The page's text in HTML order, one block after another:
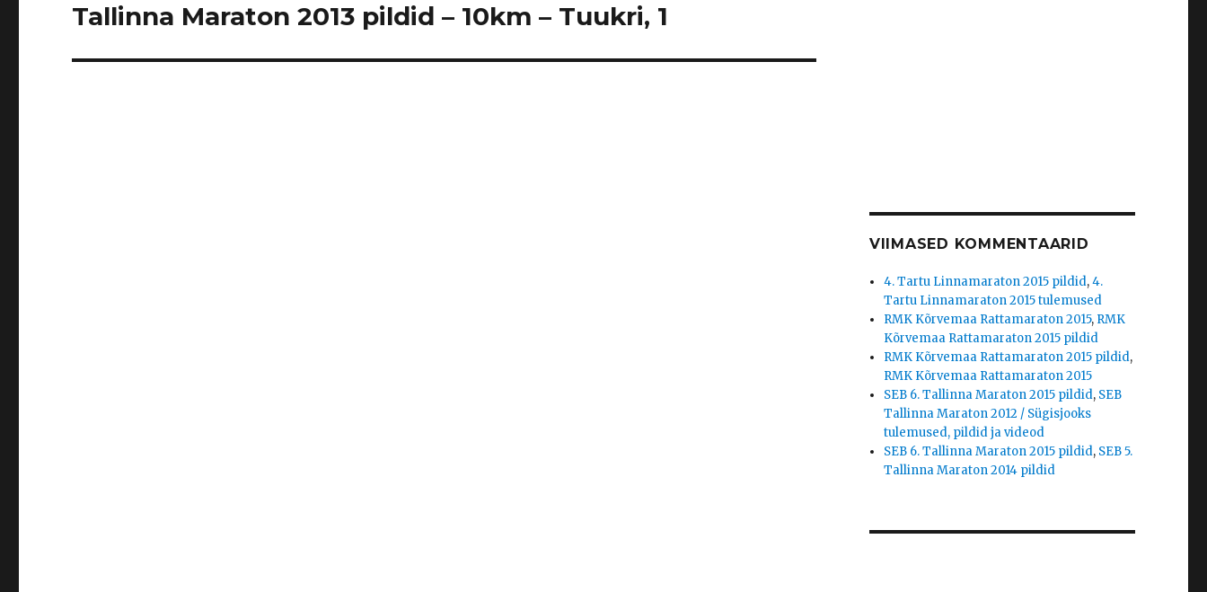
Tallinna Maraton 2013 pildid – 10km – Tuukri, 1
VIIMASED KOMMENTAARID
4. Tartu Linnamaraton 2015 pildid,4.
Tartu Linnamaraton 2015 tulemused
RMK Kõrvemaa Rattamaraton 2015, RMK
Kõrvemaa Rattamaraton 2015 pildid
RMK Kõrvemaa Rattamaraton 2015 pildid,
RMK Kõrvemaa Rattamaraton 2015
SEB 6. Tallinna Maraton 2015 pildid, SEB
Tallinna Maraton 2012 / Sügisjooks
tulemused, pildid ja videod
SEB 6. Tallinna Maraton 2015 pildid, SEB 5.
Tallinna Maraton 2014 pildid